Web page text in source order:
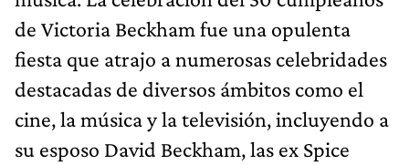
de Victoria Beckham fue una opulenta
fiesta que atrajo a numerosas celebridades
destacadas de diversos ámbitos como el
cine, la música y la televisión, incluyendo a
su esposo David Beckham, las ex Spice